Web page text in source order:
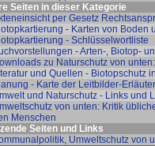
Seiten in dieser Kategorie
per Gesetz
- Karten von Boden
- Schlüsselwortliste
- Arten-, Biotop-
zu Naturschutz von
und Quellen - Biotopschutz
- Karte der Leitbilder-
und Naturschutz - Links und
von unten: Kritik
Menschen
Seiten und Links
Umweltschutz von